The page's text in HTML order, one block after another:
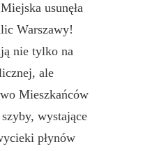
usunęła
Warszawy!
nie tylko na
ale
Mieszkańców
wystające
płynów